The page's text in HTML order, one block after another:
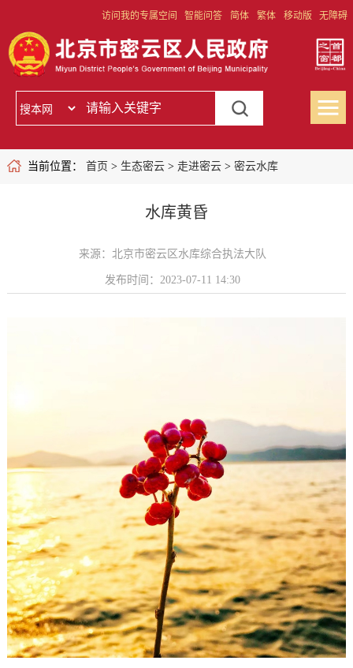
访问我的专属空间 智能问答 简体 繁体 移动版 无障碍
当前位置： 首页 > 生态密云> 走进密云> 密云水库
水库黄昏
来源：北京市密云区水库综合执法大队
发布时间：2023-07-11 14:30